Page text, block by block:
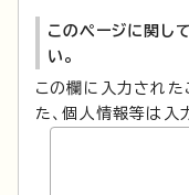
このページに関し
い。
この欄に入力された
た、個人情報等は入